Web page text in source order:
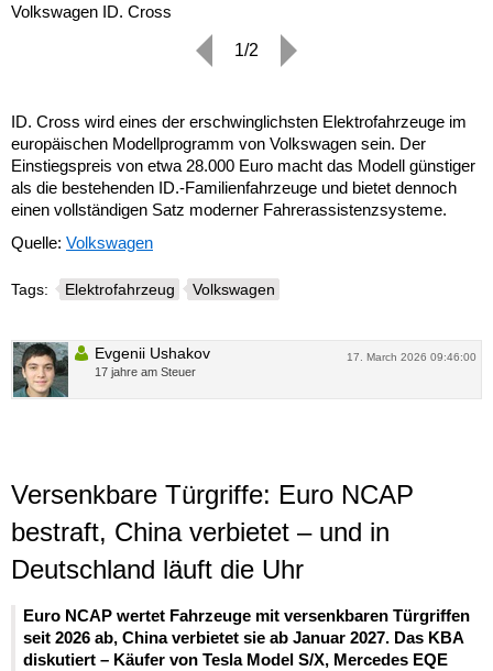
Volkswagen ID. Cross
1/2
ID. Cross wird eines der erschwinglichsten Elektrofahrzeuge im
europäischen Modellprogramm von Volkswagen sein. Der
Einstiegspreis von etwa 28.000 Euro macht das Modell günstiger
als die bestehenden ID.-Familienfahrzeuge und bietet dennoch
einen vollständigen Satz moderner Fahrerassistenzsysteme.
Quelle: Volkswagen
Tags: Elektrofahrzeug Volkswagen
17. March 2026 09:46:00
Evgenii Ushakov
17 jahre am Steuer
Versenkbare Türgriffe: Euro NCAP
bestraft, China verbietet – und in
Deutschland läuft die Uhr
Euro NCAP wertet Fahrzeuge mit versenkbaren Türgriffen
seit 2026 ab, China verbietet sie ab Januar 2027. Das KBA
diskutiert – Käufer von Tesla Model S/X, Mercedes EQE